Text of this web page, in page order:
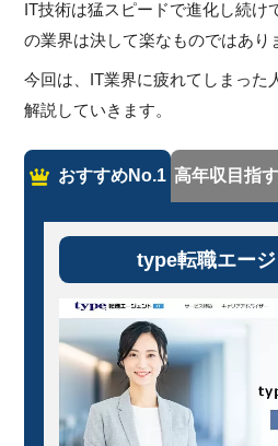
IT技術は猛スピードで進化し続け
の業界は決して楽なものではあり
今回は、IT業界に疲れてしまった
解説していきます。
おすすめNo.1 高年収目指
type転職エー